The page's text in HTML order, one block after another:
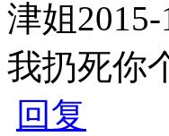
津姐
我扔死你
回复